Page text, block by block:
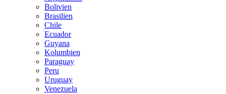
Bolivien
Brasilien
Chile
Ecuador
Guyana
Kolumbien
Paraguay
Peru
Uruguay
Venezuela